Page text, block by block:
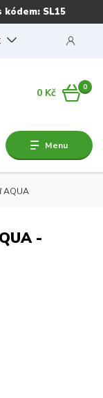
kódem: SL15
Menu
0
0 Kč
AQUA
-